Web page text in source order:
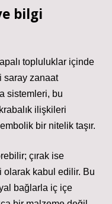
bilgi
topluluklar içinde
saray zanaat
sistemleri, bu
ilişkileri
bir nitelik taşır.
çırak ise
olarak kabul edilir. Bu
bağlarla iç içe